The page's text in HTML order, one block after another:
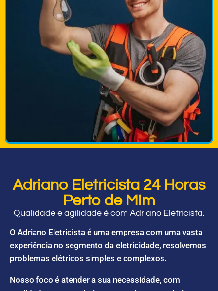
Adriano Eletricista 24 Horas
Perto de Mim
Qualidade e agilidade é com Adriano Eletricista.
O Adriano Eletricista é uma empresa com uma vasta
experiência no segmento da eletricidade, resolvemos
problemas elétricos simples e complexos.
Nosso foco é atender a sua necessidade, com